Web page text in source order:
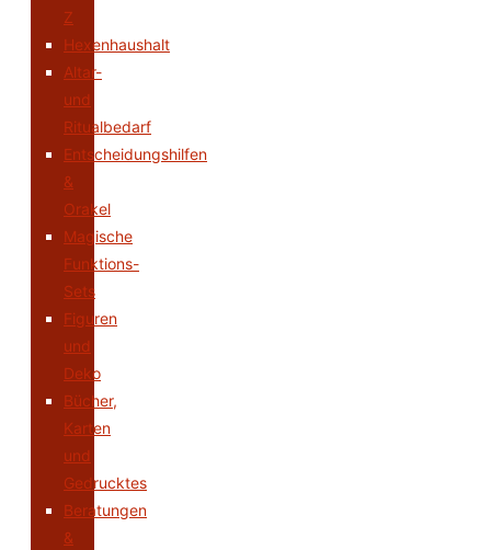
Z
Hexenhaushalt
Altar-
und
Ritualbedarf
Entscheidungshilfen
&
Orakel
Magische
Funktions-
Sets
Figuren
und
Deko
Bücher,
Karten
und
Gedrucktes
Beratungen
&